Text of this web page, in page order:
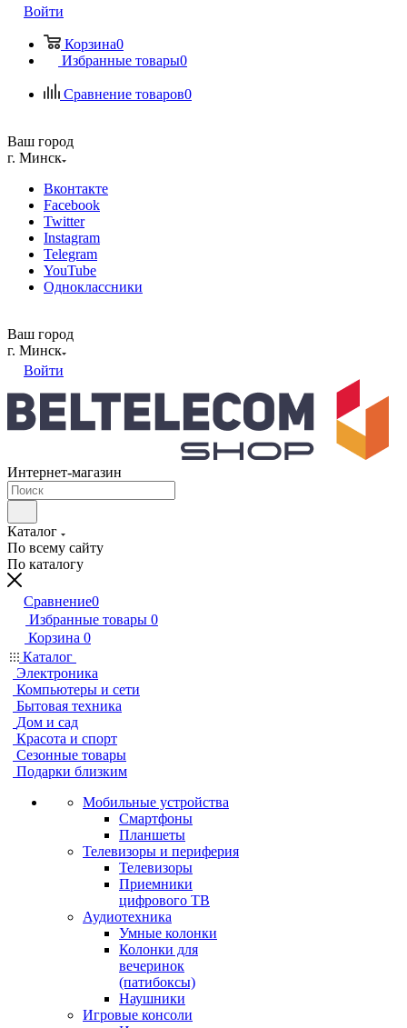
Войти
Корзина0
Избранные товары0
Сравнение товаров0
Ваш город
г. Минск
Вконтакте
Facebook
Twitter
Instagram
Telegram
YouTube
Одноклассники
Ваш город
г. Минск
Войти
Интернет-магазин
Каталог
По всему сайту
По каталогу
Сравнение0
Избранные товары 0
Корзина 0
Каталог
Электроника
Компьютеры и сети
Бытовая техника
Дом и сад
Красота и спорт
Сезонные товары
Подарки близким
Мобильные устройства
Смартфоны
Планшеты
Телевизоры и периферия
Телевизоры
Приемники
цифрового ТВ
Аудиотехника
Умные колонки
Колонки для
вечеринок
(патибоксы)
Наушники
Игровые консоли